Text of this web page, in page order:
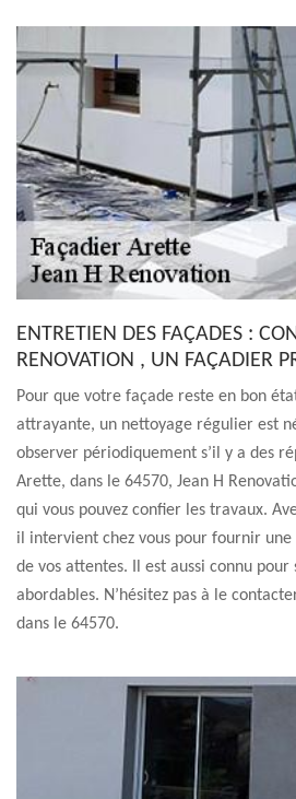
ENTRETIEN DES FAÇADES :
RENOVATION , UN FAÇADIER
Pour que votre façade reste en bon
attrayante, un nettoyage régulier est
observer périodiquement s’il y a des
Arette, dans le 64570, Jean H
qui vous pouvez confier les travaux.
il intervient chez vous pour fournir
de vos attentes. Il est aussi connu pour
abordables. N’hésitez pas à le
dans le 64570.